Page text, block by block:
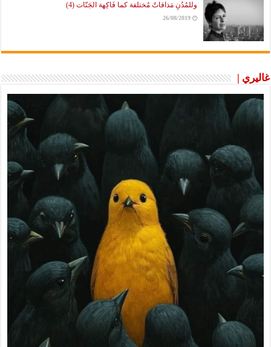
وللمُدُنِ مَذاقاتٌ مُختلفة كما فَاكِهة الجَنّات (4)
26/08/2019
غاليري |